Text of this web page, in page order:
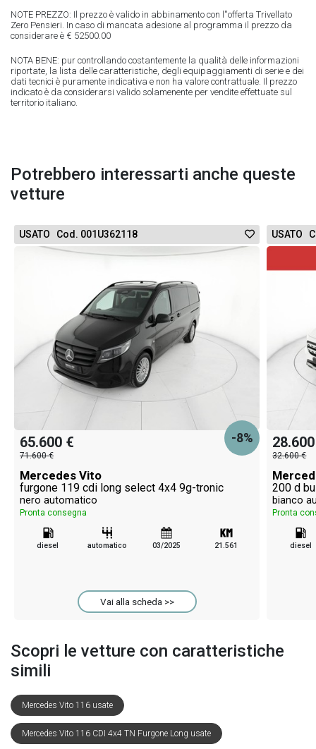
NOTE PREZZO: Il prezzo è valido in abbinamento con l''offerta Trivellato
Zero Pensieri. In caso di mancata adesione al programma il prezzo da
considerare è € 52500.00
NOTA BENE: pur controllando costantemente la qualità delle informazioni
riportate, la lista delle caratteristiche, degli equipaggiamenti di serie e dei
dati tecnici è puramente indicativa e non ha valore contrattuale. Il prezzo
indicato è da considerarsi valido solamenente per vendite effettuate sul
territorio italiano.
Potrebbero interessarti anche queste
vetture
USATO Cod. 001U362118
-8%
65.600 €
71.600 €
Mercedes Vito
furgone 119 cdi long select 4x4 9g-tronic
nero automatico
Pronta consegna
diesel automatico 03/2025 21.561
Vai alla scheda >>
USATO
32.600 €
200 d
bianco
Pronta
diesel
Scopri le vetture con caratteristiche
simili
Mercedes Vito 116 usate
Mercedes Vito 116 CDI 4x4 TN Furgone Long usate